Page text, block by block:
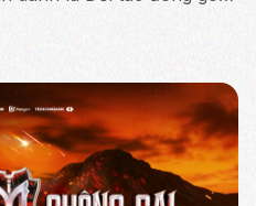
trong chiến dịch